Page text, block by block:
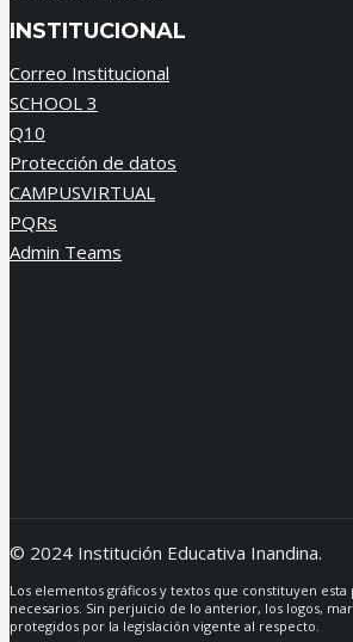
INSTITUCIONAL
Correo Institucional
SCHOOL 3
Q10
Protección de datos
CAMPUSVIRTUAL
PQRs
Admin Teams
© 2024 Institución Educativa Inandina.
Los elementos gráficos y textos que constituyen
necesarios. Sin perjuicio de lo anterior, los logos,
protegidos por la legislación vigente al respecto.